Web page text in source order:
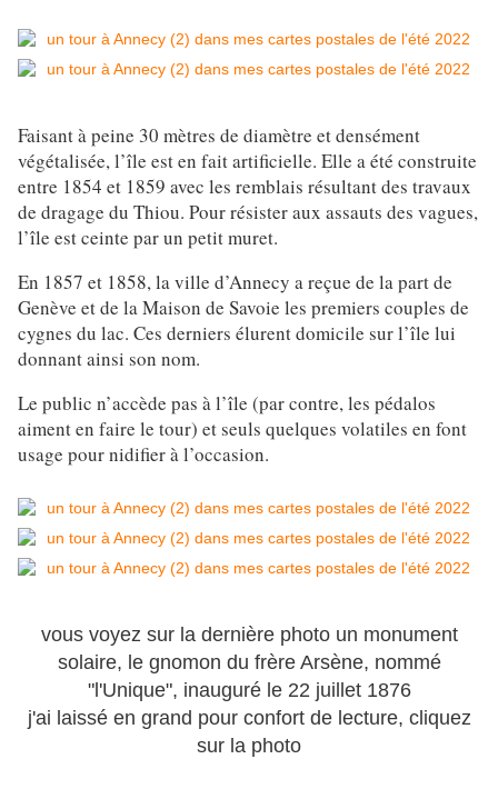
Faisant à peine 30 mètres de diamètre et densément
végétalisée, l’île est en fait artificielle. Elle a été construite
entre 1854 et 1859 avec les remblais résultant des travaux
de dragage du Thiou. Pour résister aux assauts des vagues,
l’île est ceinte par un petit muret.
En 1857 et 1858, la ville d’Annecy a reçue de la part de
Genève et de la Maison de Savoie les premiers couples de
cygnes du lac. Ces derniers élurent domicile sur l’île lui
donnant ainsi son nom.
Le public n’accède pas à l’île (par contre, les pédalos
aiment en faire le tour) et seuls quelques volatiles en font
usage pour nidifier à l’occasion.
vous voyez sur la dernière photo un monument
solaire, le gnomon du frère Arsène, nommé
"l'Unique", inauguré le 22 juillet 1876
j'ai laissé en grand pour confort de lecture, cliquez
sur la photo